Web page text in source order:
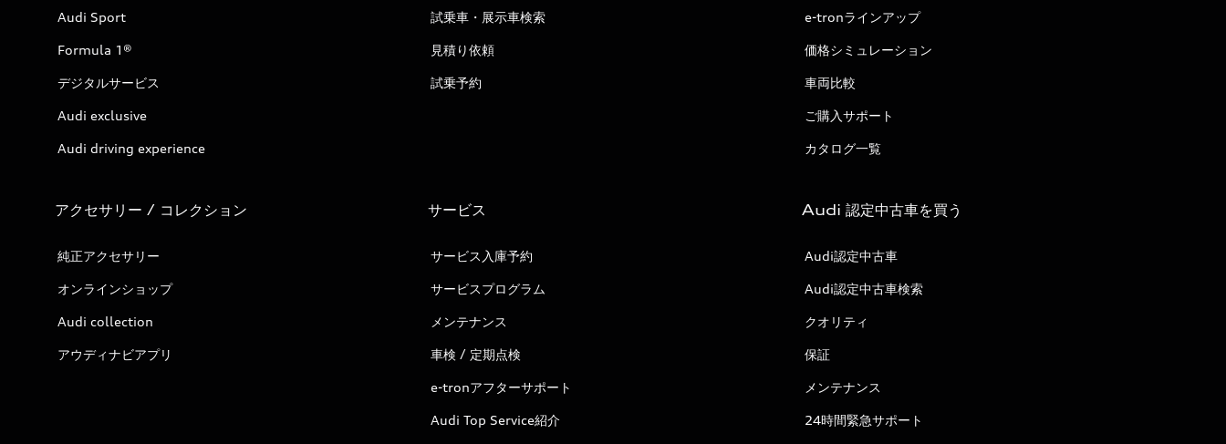
Audi Sport
Formula 1®
デジタルサービス
Audi exclusive
Audi driving experience
試乗車・展示車検索
見積り依頼
試乗予約
e-tronラインアップ
価格シミュレーション
車両比較
ご購入サポート
カタログ一覧
アクセサリー / コレクション
純正アクセサリー
オンラインショップ
Audi collection
アウディナビアプリ
サービス
サービス入庫予約
サービスプログラム
メンテナンス
車検 / 定期点検
e-tronアフターサポート
Audi Top Service紹介
Audi 認定中古車を買う
Audi認定中古車
Audi認定中古車検索
クオリティ
保証
メンテナンス
24時間緊急サポート